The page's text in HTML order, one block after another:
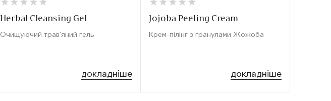
★
★ ★
★ ★
★ ★
★ ★
★
Herbal Cleansing Gel
Очищуючий трав'яний гель
докладніше
★
★ ★
★ ★
★ ★
★ ★
★
Jojoba Peeling Cream
Крем-пілінг з гранулами Жожоба
докладніше